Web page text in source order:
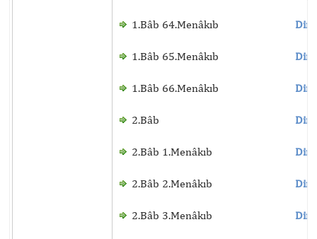
1.Bâb 64.Menâkıb
1.Bâb 65.Menâkıb
1.Bâb 66.Menâkıb
2.Bâb
2.Bâb 1.Menâkıb
2.Bâb 2.Menâkıb
2.Bâb 3.Menâkıb